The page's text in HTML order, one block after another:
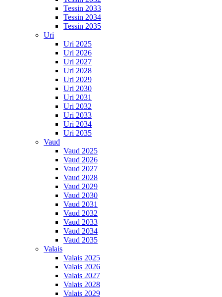
Tessin 2033
Tessin 2034
Tessin 2035
Uri
Uri 2025
Uri 2026
Uri 2027
Uri 2028
Uri 2029
Uri 2030
Uri 2031
Uri 2032
Uri 2033
Uri 2034
Uri 2035
Vaud
Vaud 2025
Vaud 2026
Vaud 2027
Vaud 2028
Vaud 2029
Vaud 2030
Vaud 2031
Vaud 2032
Vaud 2033
Vaud 2034
Vaud 2035
Valais
Valais 2025
Valais 2026
Valais 2027
Valais 2028
Valais 2029